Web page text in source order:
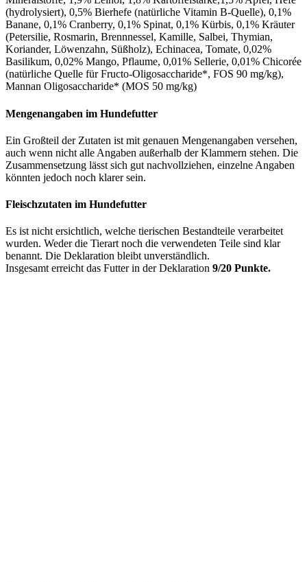
(hydrolysiert), 0,5% Bierhefe (natürliche Vitamin B-Quelle), 0,1%
Banane, 0,1% Cranberry, 0,1% Spinat, 0,1% Kürbis, 0,1% Kräuter
(Petersilie, Rosmarin, Brennnessel, Kamille, Salbei, Thymian,
Koriander, Löwenzahn, Süßholz), Echinacea, Tomate, 0,02%
Basilikum, 0,02% Mango, Pflaume, 0,01% Sellerie, 0,01% Chicorée
(natürliche Quelle für Fructo-Oligosaccharide*, FOS 90 mg/kg),
Mannan Oligosaccharide* (MOS 50 mg/kg)
Mengenangaben im Hundefutter
Ein Großteil der Zutaten ist mit genauen Mengenangaben versehen,
auch wenn nicht alle Angaben außerhalb der Klammern stehen. Die
Zusammensetzung lässt sich gut nachvollziehen, einzelne Angaben
könnten jedoch noch klarer sein.
Fleischzutaten im Hundefutter
Es ist nicht ersichtlich, welche tierischen Bestandteile verarbeitet
wurden. Weder die Tierart noch die verwendeten Teile sind klar
benannt. Die Deklaration bleibt unverständlich.
Insgesamt erreicht das Futter in der Deklaration 9/20 Punkte.